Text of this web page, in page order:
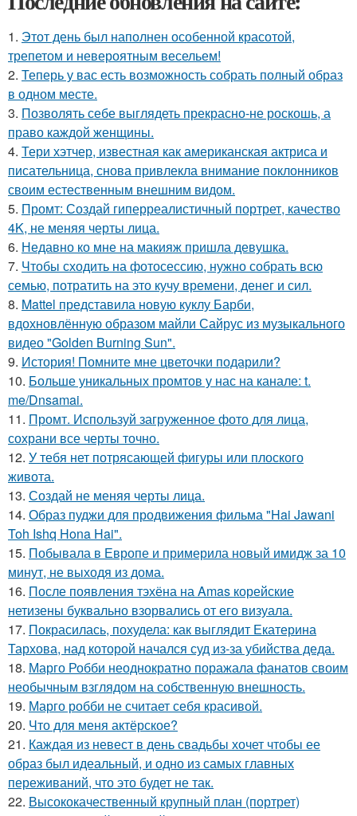
1. Этот день был наполнен особенной красотой,
трепетом и невероятным весельем!
2. Теперь у вас есть возможность собрать полный образ
в одном месте.
3. Позволять себе выглядеть прекрасно-не роскошь, а
право каждой женщины.
4. Тери хэтчер, известная как американская актриса и
писательница, снова привлекла внимание поклонников
своим естественным внешним видом.
5. Промт: Создай гиперреалистичный портрет, качество
4K, не меняя черты лица.
6. Недавно ко мне на макияж пришла девушка.
7. Чтобы сходить на фотосессию, нужно собрать всю
семью, потратить на это кучу времени, денег и сил.
8. Mattel представила новую куклу Барби,
вдохновлённую образом майли Сайрус из музыкального
видео "Golden Burning Sun".
9. История! Помните мне цветочки подарили?
10. Больше уникальных промтов у нас на канале: t.
me/Dnsamai.
11. Промт. Используй загруженное фото для лица,
сохрани все черты точно.
12. У тебя нет потрясающей фигуры или плоского
живота.
13. Создай не меняя черты лица.
14. Образ пуджи для продвижения фильма "Hai Jawani
Toh Ishq Hona Hai".
15. Побывала в Европе и примерила новый имидж за 10
минут, не выходя из дома.
16. После появления тэхёна на Amas корейские
нетизены буквально взорвались от его визуала.
17. Покрасилась, похудела: как выглядит Екатерина
Тархова, над которой начался суд из-за убийства деда.
18. Марго Робби неоднократно поражала фанатов своим
необычным взглядом на собственную внешность.
19. Марго робби не считает себя красивой.
20. Что для меня актёрское?
21. Каждая из невест в день свадьбы хочет чтобы ее
образ был идеальный, и одно из самых главных
переживаний, что это будет не так.
22. Высококачественный крупный план (портрет)